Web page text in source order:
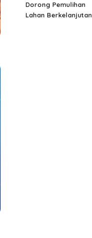
Dorong Pemulihan
Lahan Berkelanjutan